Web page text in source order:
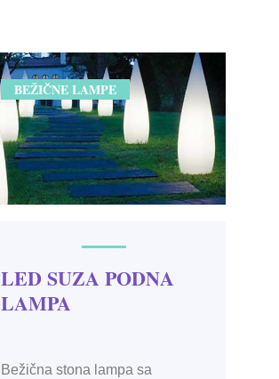
BEŽIČNE LAMPE
LED SUZA PODNA
LAMPA
Bežična stona lampa sa